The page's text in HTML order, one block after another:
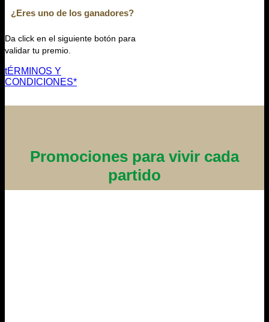
¿Eres uno de los ganadores?
Da click en el siguiente botón para
validar tu premio.
tÉRMINOS Y
CONDICIONES*
Promociones para vivir cada
partido